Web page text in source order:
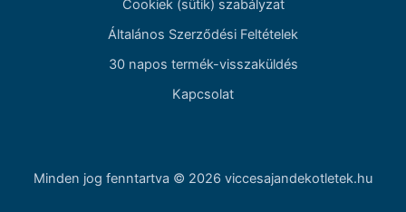
Cookiek (sütik) szabályzat
Általános Szerződési Feltételek
30 napos termék-visszaküldés
Kapcsolat
Minden jog fenntartva © 2026 viccesajandekotletek.hu